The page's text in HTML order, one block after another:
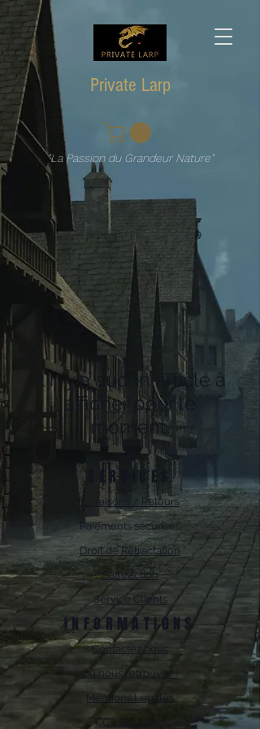
Private Larp
"La Passion du Grandeur Nature"
Il n'y a aucun article à
afficher pour le
moment.
SERVICES
Livraisons / Retours
Paiements sécurisés
Droit de Rétractation
Satisfaction
Service Clients
INFORMATIONS
Contactez nous
Où nous retrouver ?
Mentions Légales
CGV Boutique